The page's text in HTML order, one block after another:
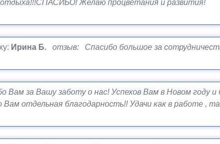
Желаю процветания и развития!
Ирина Б.
отзыв: Спасибо большое за
Вам за Вашу заботу о нас! Успехов Вам в Новом году
Вам отдельная благодарность!! Удачи как в работе ,